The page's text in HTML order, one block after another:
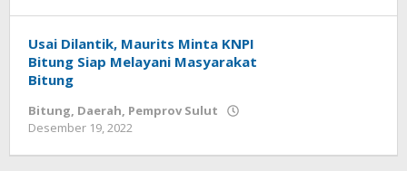
Usai Dilantik, Maurits Minta KNPI
Bitung Siap Melayani Masyarakat
Bitung
Bitung, Daerah, Pemprov Sulut
Desember 19, 2022